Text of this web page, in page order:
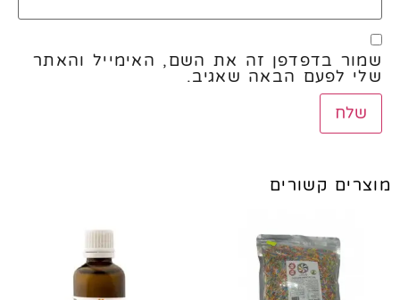
שמור בדפדפן זה את השם, האימייל והאתר
שלי לפעם הבאה שאגיב.
מוצרים קשורים